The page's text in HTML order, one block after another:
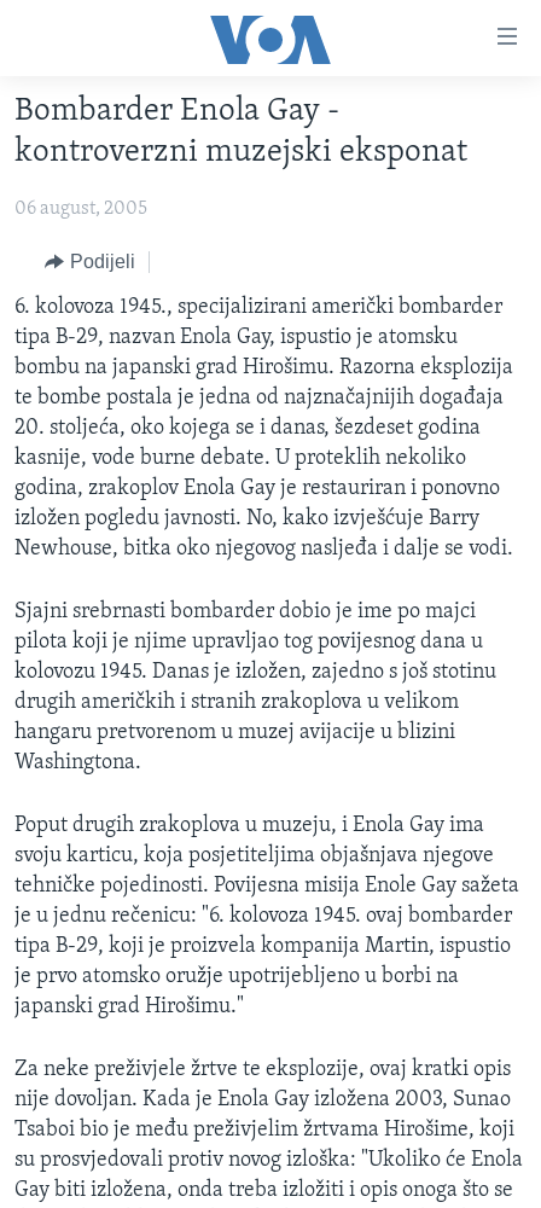
glavni
sadržaj
na
navigaciju
Idi
na
pretragu
FOTOGRAFIJE DANA
VIJESTI
SJEDINJENE AMERIČKE DRŽAVE
BOSNA I HERCEGOVINA
SVIJET
NAUKA I TEHNOLOGIJA
SPECIJALNI PROJEKTI
KORUPCIJA
SLOBODA MEDIJA
ŽENSKA STRANA
IZBJEGLIČKA STRANA
O GLASU AMERIKE
Learning English
PRATITE NAS
Jezici
Bombarder Enola Gay -
kontroverzni muzejski eksponat
06 august, 2005
Podijeli
6. kolovoza 1945., specijalizirani američki bombarder
tipa B-29, nazvan Enola Gay, ispustio je atomsku
bombu na japanski grad Hirošimu. Razorna eksplozija
te bombe postala je jedna od najznačajnijih događaja
20. stoljeća, oko kojega se i danas, šezdeset godina
kasnije, vode burne debate. U proteklih nekoliko
godina, zrakoplov Enola Gay je restauriran i ponovno
izložen pogledu javnosti. No, kako izvješćuje Barry
Newhouse, bitka oko njegovog nasljeđa i dalje se vodi.
Sjajni srebrnasti bombarder dobio je ime po majci
pilota koji je njime upravljao tog povijesnog dana u
kolovozu 1945. Danas je izložen, zajedno s još stotinu
drugih američkih i stranih zrakoplova u velikom
hangaru pretvorenom u muzej avijacije u blizini
Washingtona.
Poput drugih zrakoplova u muzeju, i Enola Gay ima
svoju karticu, koja posjetiteljima objašnjava njegove
tehničke pojedinosti. Povijesna misija Enole Gay sažeta
je u jednu rečenicu: "6. kolovoza 1945. ovaj bombarder
tipa B-29, koji je proizvela kompanija Martin, ispustio
je prvo atomsko oružje upotrijebljeno u borbi na
japanski grad Hirošimu."
Za neke preživjele žrtve te eksplozije, ovaj kratki opis
nije dovoljan. Kada je Enola Gay izložena 2003, Sunao
Tsaboi bio je među preživjelim žrtvama Hirošime, koji
su prosvjedovali protiv novog izloška: "Ukoliko će Enola
Gay biti izložena, onda treba izložiti i opis onoga što se